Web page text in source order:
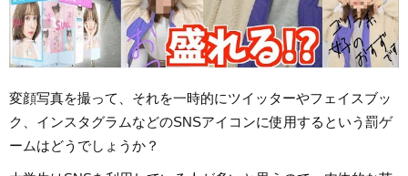
変顔写真を撮って、それを一時的にツイッターやフェイスブッ
ク、インスタグラムなどのSNSアイコンに使用するという罰ゲ
ームはどうでしょうか？